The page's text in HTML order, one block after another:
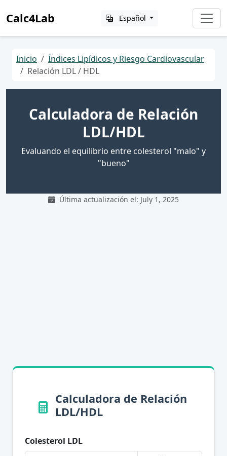
Calc4Lab Español
Inicio
Índices Lipídicos y Riesgo Cardiovascular
Relación LDL / HDL
Calculadora de Relación
LDL/HDL
Evaluando el equilibrio entre colesterol "malo" y
"bueno"
Última actualización el: July 1, 2025
Calculadora de Relación
LDL/HDL
Colesterol LDL